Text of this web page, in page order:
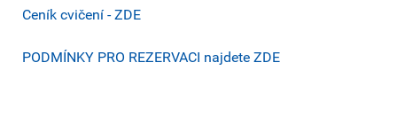
Ceník cvičení - ZDE
PODMÍNKY PRO REZERVACI najdete ZDE